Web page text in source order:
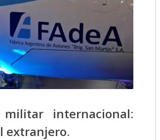
internacional:
extranjero.